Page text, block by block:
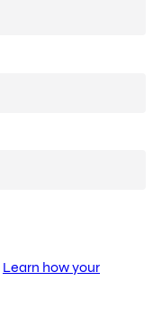
Learn how your